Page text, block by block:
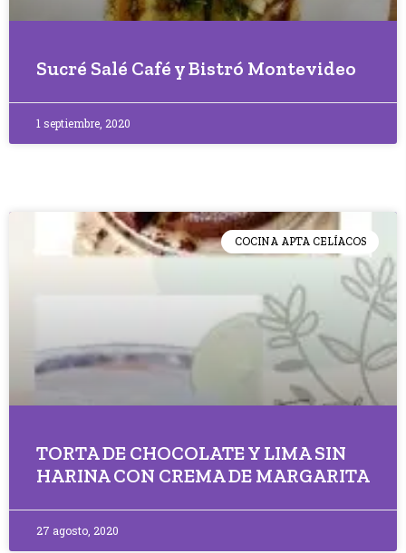
Sucré Salé Café y Bistró Montevideo
1 septiembre, 2020
COCINA APTA CELÍACOS
TORTA DE CHOCOLATE Y LIMA SIN
HARINA CON CREMA DE MARGARITA
27 agosto, 2020